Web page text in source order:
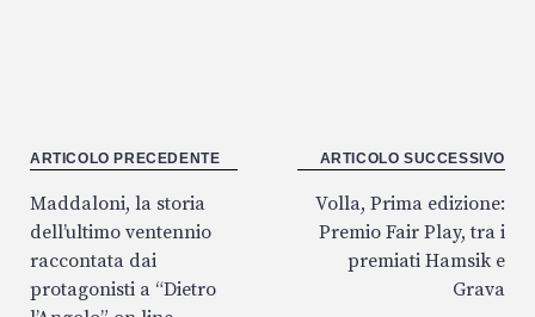
p
p
o
k
r
n
k
di
Navigazione
articoli
ARTICOLO PRECEDENTE
Maddaloni, la storia
dell’ultimo ventennio
raccontata dai
protagonisti a “Dietro
ARTICOLO SUCCESSIVO
Volla, Prima edizione:
Premio Fair Play, tra i
premiati Hamsik e
Grava